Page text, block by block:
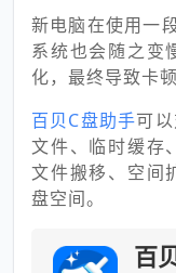
新电脑在使用一
系统也会随之变
化，最终导致卡
百贝C盘助手可
文件、临时缓存
文件搬移、空间
盘空间。
百